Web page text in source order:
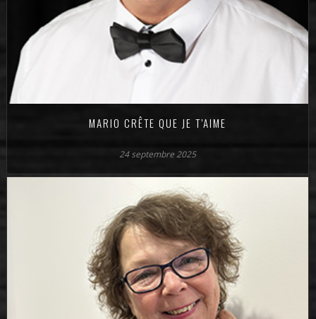
MARIO CRÊTE QUE JE T’AIME
24 septembre 2025